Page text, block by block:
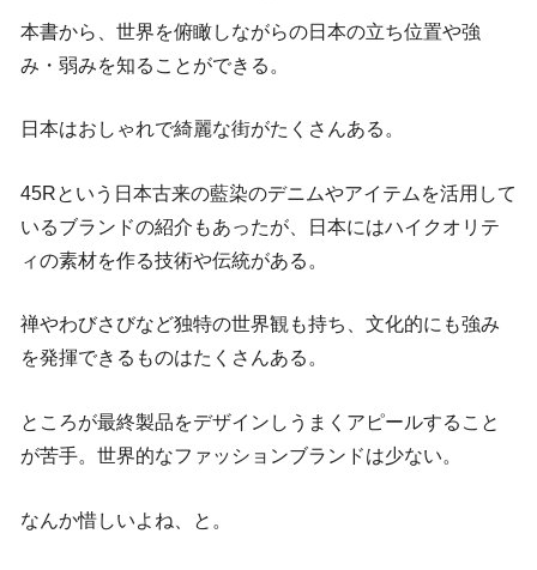
本書から、世界を俯瞰しながらの日本の立ち位置や強
み・弱みを知ることができる。
日本はおしゃれで綺麗な街がたくさんある。
45Rという日本古来の藍染のデニムやアイテムを活用して
いるブランドの紹介もあったが、日本にはハイクオリテ
ィの素材を作る技術や伝統がある。
禅やわびさびなど独特の世界観も持ち、文化的にも強み
を発揮できるものはたくさんある。
ところが最終製品をデザインしうまくアピールすること
が苦手。世界的なファッションブランドは少ない。
なんか惜しいよね、と。